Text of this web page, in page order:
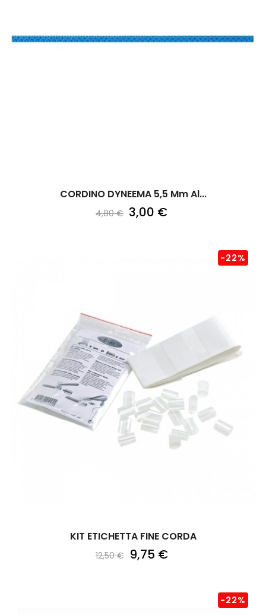
CORDINO DYNEEMA 5,5 Mm Al...
4,80 € 3,00 €
KIT ETICHETTA FINE CORDA
12,50 €
-22%
9,75 €
-22%